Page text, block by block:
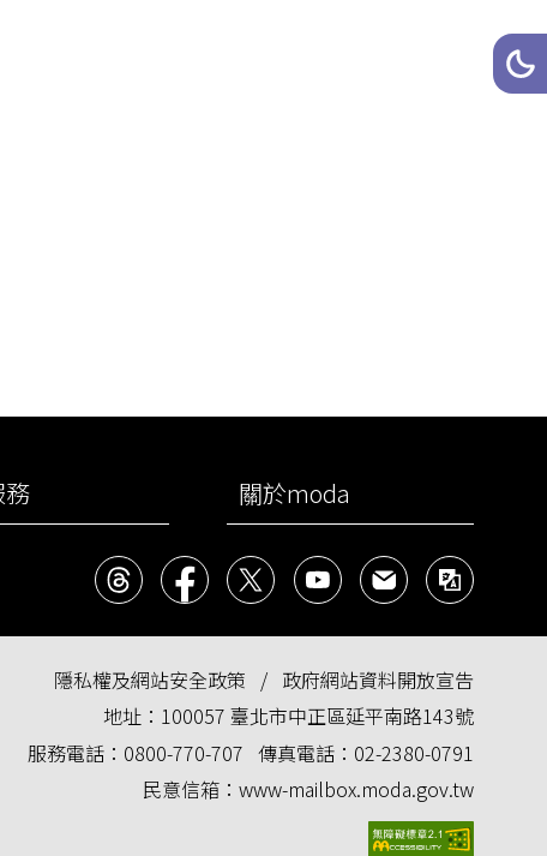
網站
深
關於moda
Threadsfacebook
X YouTube民意信箱雙語
隱私權及網站安全政策
政府網站資料開放宣告
地址： 100057 臺北市中正區延平南路143號
服務電話： 0800-770-707 傳真電話： 02-2380-0791
民意信箱： www-mailbox.moda.gov.tw